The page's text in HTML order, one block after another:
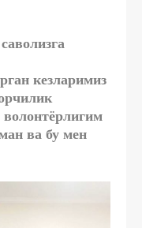
кезларимиз
ва бу мен